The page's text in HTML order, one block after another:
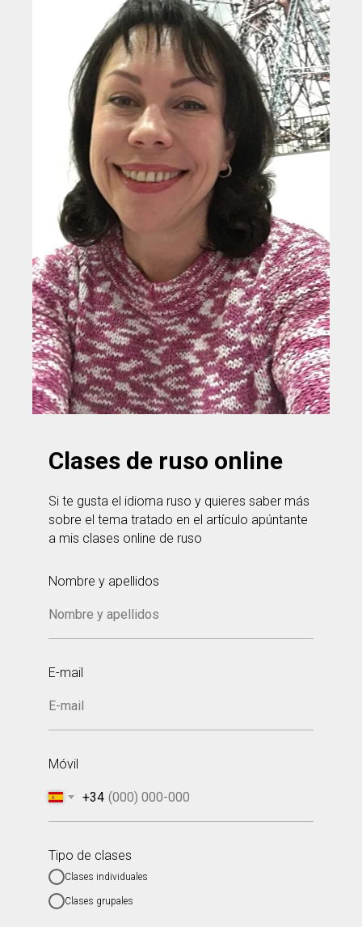
Clases de ruso online
Si te gusta el idioma ruso y quieres saber más
sobre el tema tratado en el artículo apúntante
a mis clases online de ruso
Nombre y apellidos
E-mail
Móvil
+34
Tipo de clases
Clases individuales
Clases grupales